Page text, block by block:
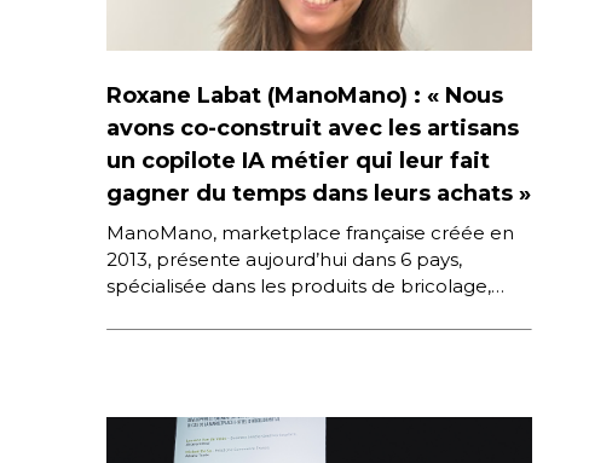
Roxane Labat (ManoMano) : « Nous
avons co-construit avec les artisans
un copilote IA métier qui leur fait
gagner du temps dans leurs achats »
ManoMano, marketplace française créée en
2013, présente aujourd’hui dans 6 pays,
spécialisée dans les produits de bricolage,